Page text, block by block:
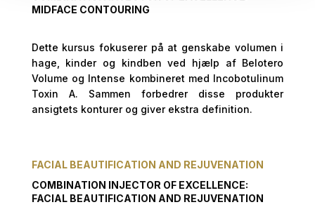
MIDFACE CONTOURING
Dette kursus fokuserer på at genskabe volumen i
hage, kinder og kindben ved hjælp af Belotero
Volume og Intense kombineret med Incobotulinum
Toxin A. Sammen forbedrer disse produkter
ansigtets konturer og giver ekstra definition.
FACIAL BEAUTIFICATION AND REJUVENATION
COMBINATION INJECTOR OF EXCELLENCE:
FACIAL BEAUTIFICATION AND REJUVENATION